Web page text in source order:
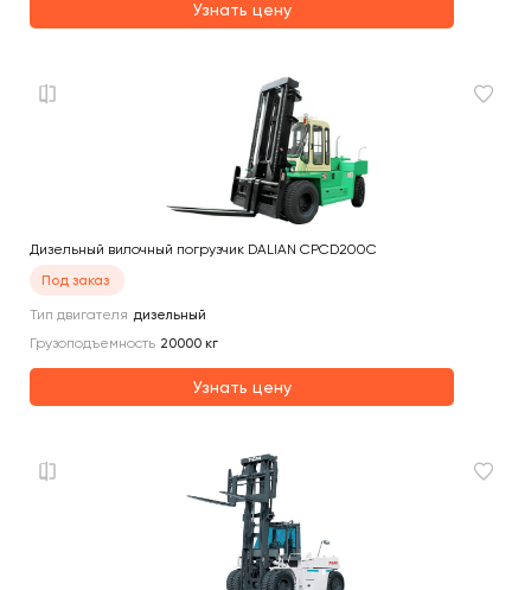
Узнать цену
Дизельный вилочный погрузчик DALIAN CPCD200C
Под заказ
Тип двигателя дизельный
Грузоподъемность 20000 кг
Узнать цену